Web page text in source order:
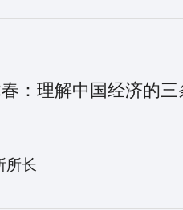
：理解中国经济的三
所长